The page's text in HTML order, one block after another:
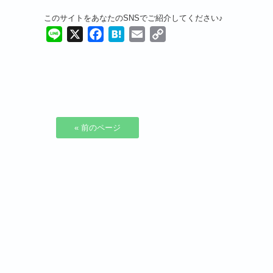
このサイトをあなたのSNSでご紹介してください♪
Line FacebookHatenaEmail
« 前のページ